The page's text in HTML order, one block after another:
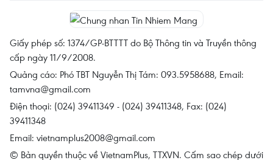
Giấy phép số: 1374/GP-BTTTT do Bộ Thông tin và Truyền thông
cấp ngày 11/9/2008.
Quảng cáo: Phó TBT Nguyễn Thị Tám: 093.5958688, Email:
tamvna@gmail.com
Điện thoại: (024) 39411349 - (024) 39411348, Fax: (024)
39411348
Email: vietnamplus2008@gmail.com
© Bản quyền thuộc về VietnamPlus, TTXVN. Cấm sao chép dưới